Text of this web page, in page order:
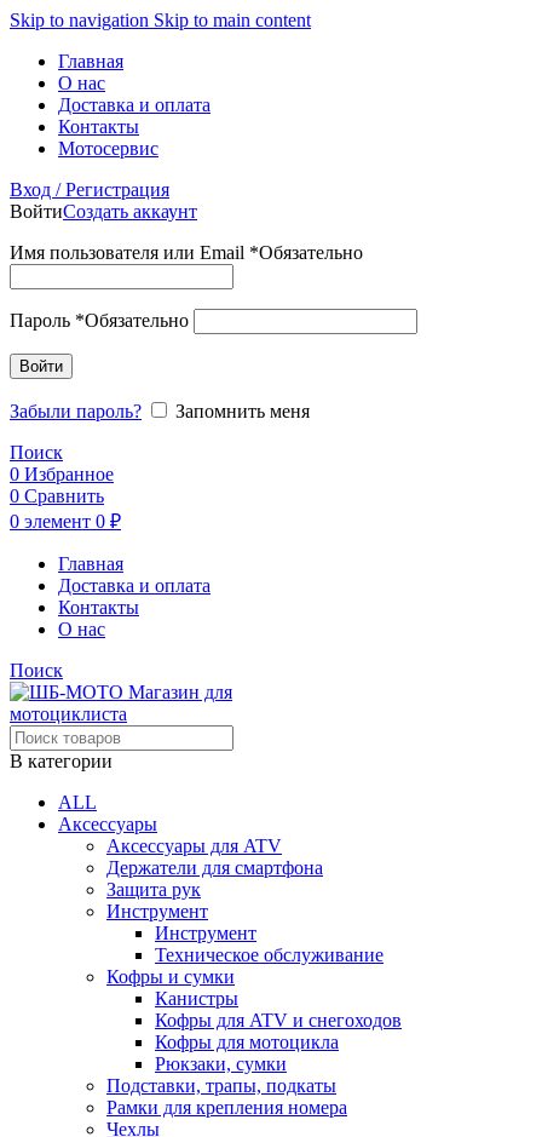
Skip to navigation Skip to main content
Главная
О нас
Доставка и оплата
Контакты
Мотосервис
Вход / Регистрация
ВойтиСоздать аккаунт
Имя пользователя или Email *Обязательно
Пароль *Обязательно
Войти
Забыли пароль?
Запомнить меня
Поиск
0 Избранное
0 Сравнить
0 элемент 0 ₽
Главная
Доставка и оплата
Контакты
О нас
Поиск
В категории
ALL
Аксессуары
Аксессуары для ATV
Держатели для смартфона
Защита рук
Инструмент
Инструмент
Техническое обслуживание
Кофры и сумки
Канистры
Кофры для ATV и снегоходов
Кофры для мотоцикла
Рюкзаки, сумки
Подставки, трапы, подкаты
Рамки для крепления номера
Чехлы